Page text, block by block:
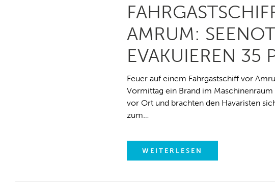
AMRUM:
EVAKUIEREN 35
Feuer auf einem Fahrgastschiff vor
Vormittag ein Brand im
vor Ort und brachten den Havaristen
zum…
WEITERLESEN